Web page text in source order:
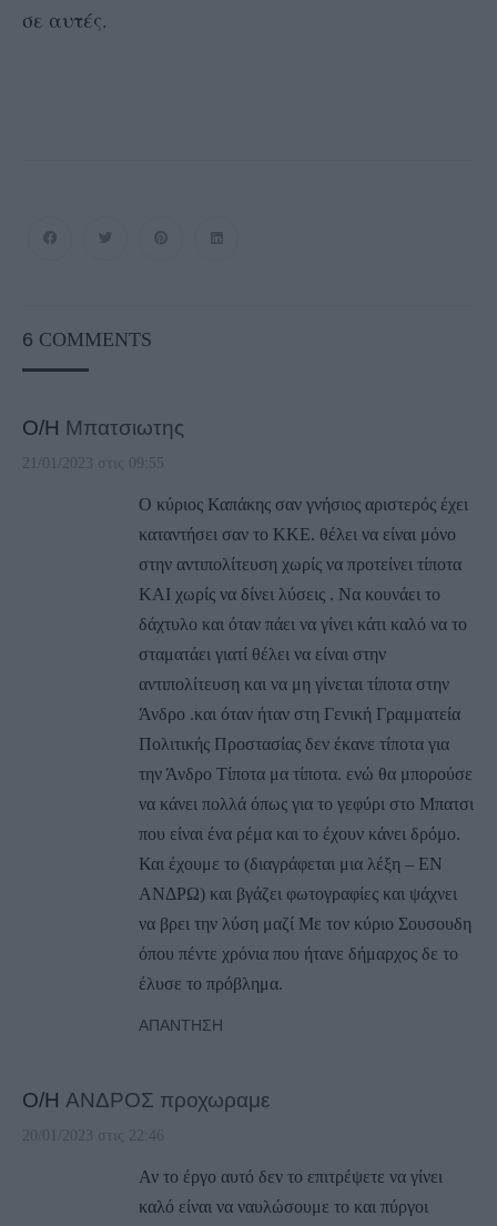
σε αυτές.
6 COMMENTS
Ο/Η Μπατσιωτης
21/01/2023 στις 09:55
Ο κύριος Καπάκης σαν γνήσιος αριστερός έχει
καταντήσει σαν το ΚΚΕ. θέλει να είναι μόνο
στην αντιπολίτευση χωρίς να προτείνει τίποτα
ΚΑΙ χωρίς να δίνει λύσεις . Να κουνάει το
δάχτυλο και όταν πάει να γίνει κάτι καλό να το
σταματάει γιατί θέλει να είναι στην
αντιπολίτευση και να μη γίνεται τίποτα στην
Άνδρο .και όταν ήταν στη Γενική Γραμματεία
Πολιτικής Προστασίας δεν έκανε τίποτα για
την Άνδρο Τίποτα μα τίποτα. ενώ θα μπορούσε
να κάνει πολλά όπως για το γεφύρι στο Μπατσι
που είναι ένα ρέμα και το έχουν κάνει δρόμο.
Και έχουμε το (διαγράφεται μια λέξη – ΕΝ
ΑΝΔΡΩ) και βγάζει φωτογραφίες και ψάχνει
να βρει την λύση μαζί Με τον κύριο Σουσουδη
όπου πέντε χρόνια που ήτανε δήμαρχος δε το
έλυσε το πρόβλημα.
ΑΠΆΝΤΗΣΗ
Ο/Η ΑΝΔΡΟΣ προχωραμε
20/01/2023 στις 22:46
Αν το έργο αυτό δεν το επιτρέψετε να γίνει
καλό είναι να ναυλώσουμε το και πύργοι